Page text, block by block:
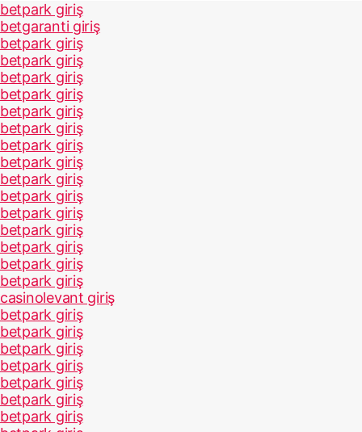
betpark giriş
betgaranti giriş
betpark giriş
betpark giriş
betpark giriş
betpark giriş
betpark giriş
betpark giriş
betpark giriş
betpark giriş
betpark giriş
betpark giriş
betpark giriş
betpark giriş
betpark giriş
betpark giriş
betpark giriş
casinolevant giriş
betpark giriş
betpark giriş
betpark giriş
betpark giriş
betpark giriş
betpark giriş
betpark giriş